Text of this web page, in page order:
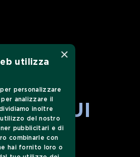
SUI
×
utilizza
personalizzare
analizzare il
inoltre
del nostro
pubblicitari e di
combinarle con
hai fornito loro o